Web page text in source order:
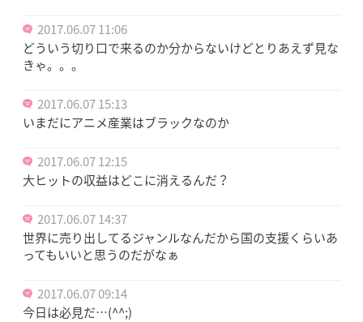
2017.06.07 11:06
どういう切り口で来るのか分からないけどとりあえず見な
きゃ。。。
2017.06.07 15:13
いまだにアニメ産業はブラックなのか
2017.06.07 12:15
大ヒットの収益はどこに消えるんだ？
2017.06.07 14:37
世界に売り出してるジャンルなんだから国の支援くらいあ
ってもいいと思うのだがなぁ
2017.06.07 09:14
今日は必見だ…(^^;)